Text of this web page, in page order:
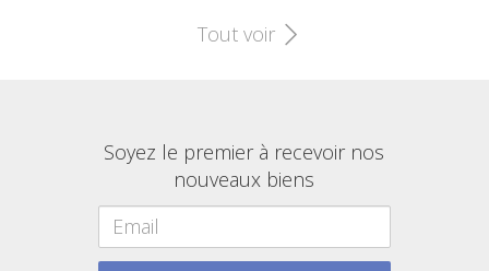
Tout voir
Soyez le premier à recevoir nos
nouveaux biens